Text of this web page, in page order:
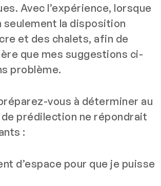
Avec l’expérience, lorsque
seulement la disposition
et des chalets, afin de
que mes suggestions ci-
problème.
vous à déterminer au
de prédilection ne répondrait
:
d’espace pour que je puisse